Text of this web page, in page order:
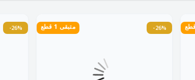
-26% -26% متبقى 1 قطع